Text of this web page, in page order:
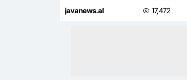
për rreziqet e sigurisë
javanews.al 17,472